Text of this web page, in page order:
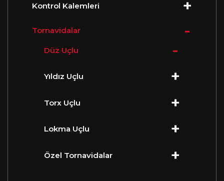
Kontrol Kalemleri
Tornavidalar
Düz Uçlu
Yıldız Uçlu
Torx Uçlu
Lokma Uçlu
Özel Tornavidalar